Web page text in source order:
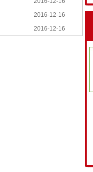
2016-12-16
2016-12-16